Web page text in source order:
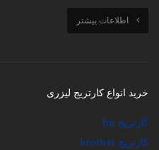
اطلاعات بیشتر
خرید انواع کارتریج لیزری
کارتریج hp
کارتریج brother